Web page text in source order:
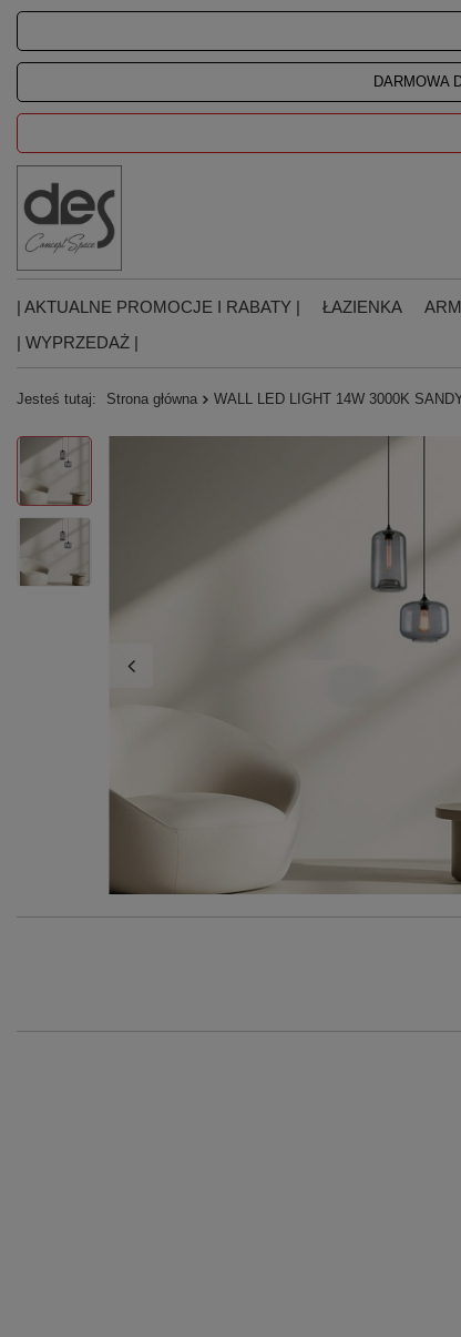
DARMOWA
| AKTUALNE PROMOCJE I RABATY | ŁAZIENKA
| WYPRZEDAŻ |
Jesteś tutaj: Strona główna WALL LED LIGHT 14W 3000K